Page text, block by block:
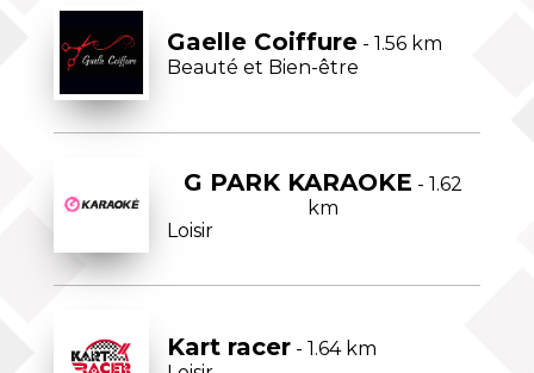
Gaelle Coiffure- 1.56 km
Beauté et Bien-être
G PARK KARAOKE - 1.62
km
Loisir
Kart racer- 1.64 km